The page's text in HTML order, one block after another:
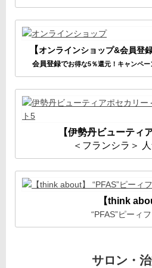
【オンラインショップ&会員登
会員登録でお得な5％還元！キャンペー
【伊勢丹ビューティ
＜フランシラ＞
【think
“PFAS”ピーィ
サロン・